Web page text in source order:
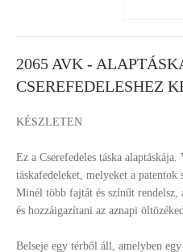
2065 AVK -
CSEREFEDELESHEZ
KÉSZLETEN
Ez a Cserefedeles táska
táskafedeleket, melyeket a patentok
Minél több fajtát és színűt rendelsz,
és hozzáigazítani az aznapi
Belseje egy térből áll, amelyben